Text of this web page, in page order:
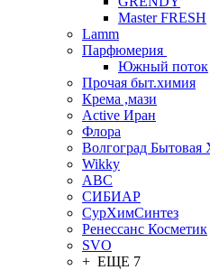
Master FRESH
Lamm
Парфюмерия
Южный поток
Прочая быт.химия
Крема ,мази
Аctive Иран
Флора
Волгоград
Wikky
АВС
СИБИАР
СурХимСинтез
Ренессанс Косметик
SVO
+ ЕЩЕ 7